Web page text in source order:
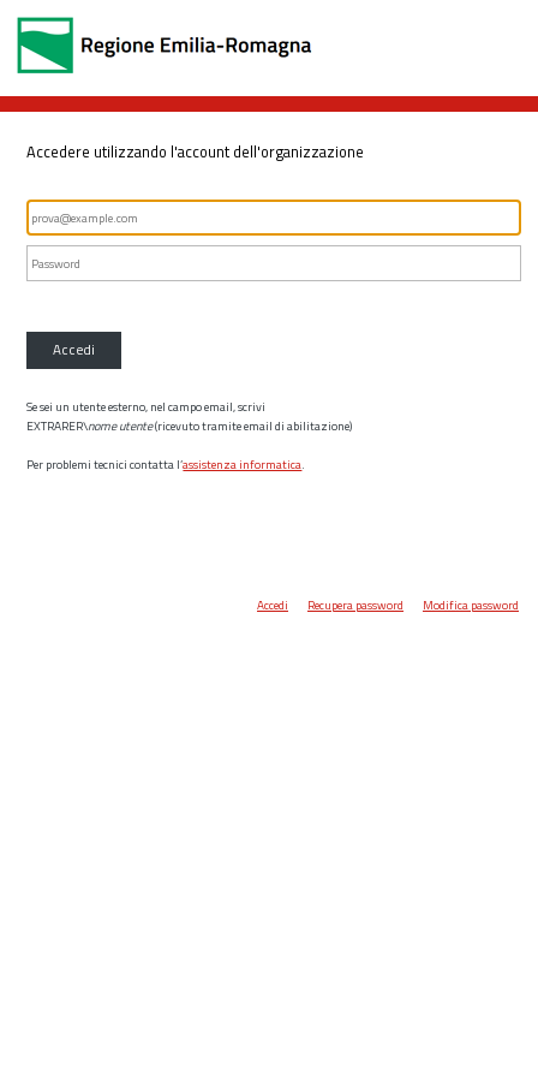
Accedere utilizzando l'account dell'organizzazione
Accedi
Se sei un utente esterno, nel campo email, scrivi
EXTRARER\nome utente(ricevuto tramite email di abilitazione)
Per problemi tecnici contatta l’assistenza informatica.
Accedi Recupera password Modifica password